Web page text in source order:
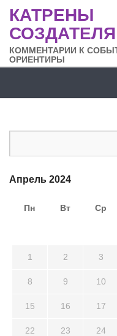
КАТРЕНЫ
СОЗДАТЕЛЯ
КОММЕНТАРИИ К
ОРИЕНТИРЫ
Апрель 2024
Пн Вт Ср
1 2 3
8 9 10
15 16 17
22 23 24